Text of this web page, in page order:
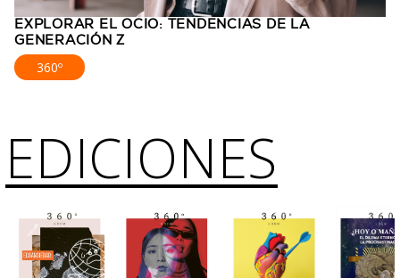
EXPLORAR EL OCIO: TENDENCIAS DE LA
GENERACIÓN Z
360º
EDICIONES